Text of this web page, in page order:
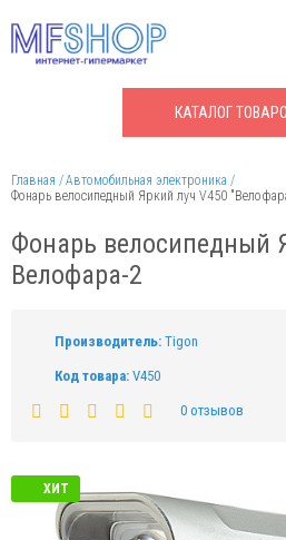
КАТАЛОГ
Главная
Автомобильная электроника
Фонарь велосипедный Яркий луч V450
Фонарь велосипедный
Велофара-2
Производитель: Tigon
Код товара: V450
0 отзывов
ХИТ